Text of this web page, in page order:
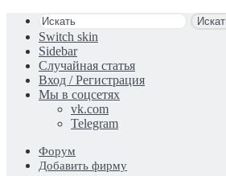
Switch skin
Sidebar
Случайная статья
Вход / Регистрация
Мы в соцсетях
vk.com
Telegram
Форум
Добавить фирму